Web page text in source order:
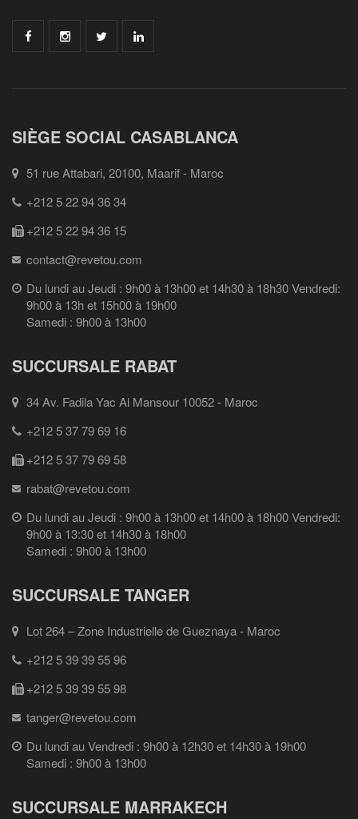
SIÈGE SOCIAL CASABLANCA
51 rue Attabari, 20100, Maarif - Maroc
+212 5 22 94 36 34
+212 5 22 94 36 15
contact@revetou.com
Du lundi au Jeudi : 9h00 à 13h00 et 14h30 à 18h30 Vendredi:
9h00 à 13h et 15h00 à 19h00
Samedi : 9h00 à 13h00
SUCCURSALE RABAT
34 Av. Fadila Yac Al Mansour 10052 - Maroc
+212 5 37 79 69 16
+212 5 37 79 69 58
rabat@revetou.com
Du lundi au Jeudi : 9h00 à 13h00 et 14h00 à 18h00 Vendredi:
9h00 à 13:30 et 14h30 à 18h00
Samedi : 9h00 à 13h00
SUCCURSALE TANGER
Lot 264 – Zone Industrielle de Gueznaya - Maroc
+212 5 39 39 55 96
+212 5 39 39 55 98
tanger@revetou.com
Du lundi au Vendredi : 9h00 à 12h30 et 14h30 à 19h00
Samedi : 9h00 à 13h00
SUCCURSALE MARRAKECH